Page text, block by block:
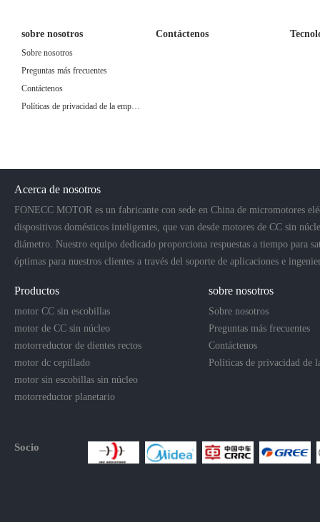
sobre nosotros
Sobre nosotros
Preguntas más frecuentes
Contáctenos
Políticas de privacidad de la empresa
Contáctenos
Acerca de nosotros
FONECC MOTOR es un fabricante con sede en China de micromotores
dispositivos domésticos inteligentes, que van desde motores de CC sin
diámetro. Nuestro equipo dedicado proporciona respuestas a tiempo para
óptimas para nuestros clientes a través del soporte de aplicaciones e
Productos
motor CC sin escobillas
motor de CC sin núcleo
motorreductor de dientes rectos
motor dc cepillado
motor sin escobillas sin núcleo
motorreductor planetario
sobre nosotros
Sobre nosotros
Preguntas más frecuentes
Contáctenos
Políticas de privacidad de
Socio